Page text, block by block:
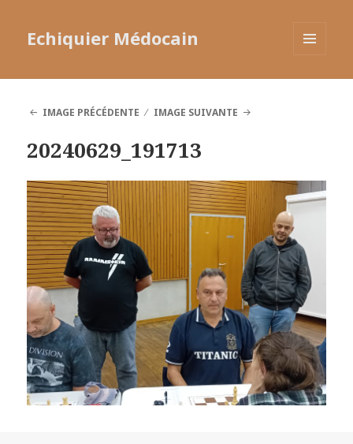
Echiquier Médocain
IMAGE PRÉCÉDENTE
IMAGE SUIVANTE
20240629_191713